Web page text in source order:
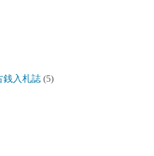
銭入札誌 (5)